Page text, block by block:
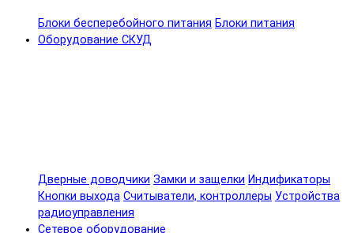
Блоки бесперебойного питания Блоки питания
Оборудование СКУД
Дверные доводчики Замки и защелки Индификаторы
Кнопки выхода Считыватели, контроллеры Устройства
радиоуправления
Сетевое оборудование